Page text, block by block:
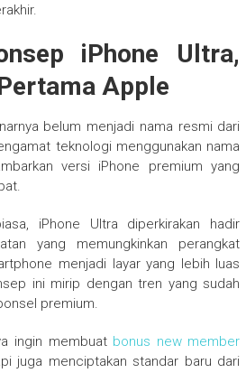
iPhone Ultra,
Apple
belum menjadi nama resmi dari
teknologi menggunakan nama
versi iPhone premium yang
iPhone Ultra diperkirakan hadir
yang memungkinkan perangkat
menjadi layar yang lebih luas
ini mirip dengan tren yang sudah
premium.
ingin membuat bonus new member
juga menciptakan standar baru dari